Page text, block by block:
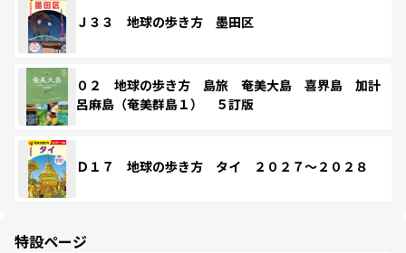
Ｊ３３ 地球の歩き方 墨田区
０２ 地球の歩き方 島旅 奄美大島 喜界島 加計
呂麻島（奄美群島１） ５訂版
Ｄ１７ 地球の歩き方 タイ ２０２７～２０２８
特設ページ